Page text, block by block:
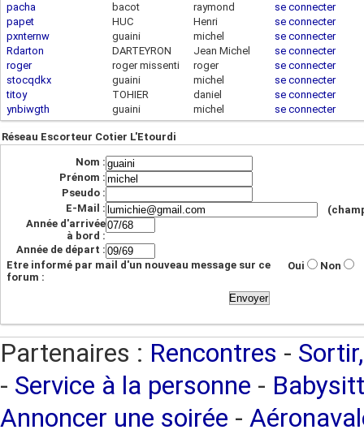
pacha
bacot raymond
se connecter
papet
HUC Henri
se connecter
pxnternw
guaini michel
se connecter
Rdarton
DARTEYRON Jean Michel
se connecter
roger
roger missenti roger
se connecter
stocqdkx
guaini michel
se connecter
titoy
TOHIER daniel
se connecter
ynbiwgth
guaini michel se connecter
Réseau Escorteur Cotier L'Etourdi
Nom :
Prénom :
Pseudo :
E-Mail :
Année d'arrivée
à bord :
Année de départ :
Etre informé par mail d'un nouveau message sur ce
forum :
Oui Non
Partenaires : Rencontres -
- Service à la personne -
Annoncer une soirée -